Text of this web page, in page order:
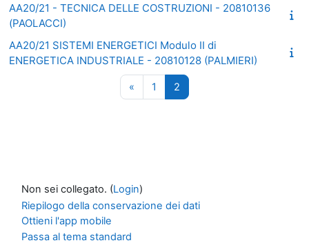
AA20/21 - TECNICA DELLE COSTRUZIONI - 20810136
(PAOLACCI)
AA20/21 SISTEMI ENERGETICI Modulo II di
ENERGETICA INDUSTRIALE - 20810128 (PALMIERI)
« Pagina precedente
1 Pagina 1
2
Non sei collegato. (Login)
Riepilogo della conservazione dei dati
Ottieni l'app mobile
Passa al tema standard